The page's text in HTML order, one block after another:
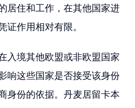
居住和工作，在其他国家进
证作用相对有限。
入境其他欧盟或非欧盟国家
响这些国家是否接受该身份
身份的依据。丹麦居留卡本